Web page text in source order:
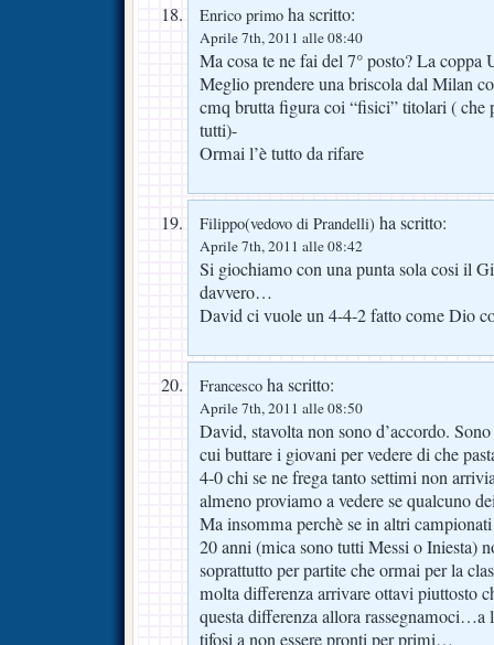
Enrico primo ha scritto:
Aprile 7th, 2011 alle 08:40
Ma cosa te ne fai del 7° posto? La coppa
Meglio prendere una briscola dal Milan
cmq brutta figura coi “fisici” titolari ( che
tutti)-
Ormai l’è tutto da rifare
Filippo(vedovo di Prandelli) ha scritto:
Aprile 7th, 2011 alle 08:42
Si giochiamo con una punta sola cosi il
davvero…
David ci vuole un 4-4-2 fatto come Dio
Francesco ha scritto:
Aprile 7th, 2011 alle 08:50
David, stavolta non sono d’accordo.
cui buttare i giovani per vedere di che
4-0 chi se ne frega tanto settimi non
almeno proviamo a vedere se qualcuno
Ma insomma perchè se in altri
20 anni (mica sono tutti Messi o Iniesta)
soprattutto per partite che ormai per la
molta differenza arrivare ottavi piuttosto
questa differenza allora
tifosi a non essere pronti per primi…